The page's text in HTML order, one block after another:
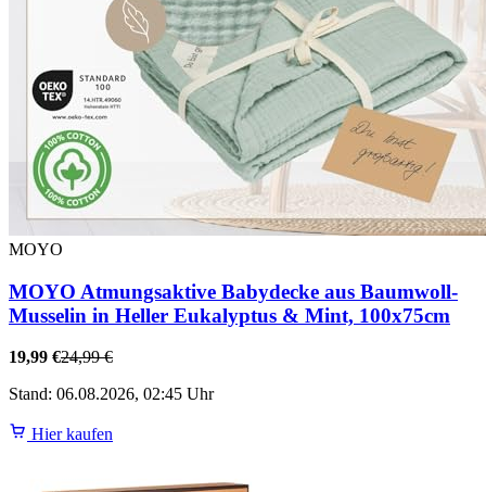
MOYO
MOYO Atmungsaktive Babydecke aus Baumwoll-
Musselin in Heller Eukalyptus & Mint, 100x75cm
19,99 €24,99 €
Stand: 06.08.2026, 02:45 Uhr
Hier kaufen